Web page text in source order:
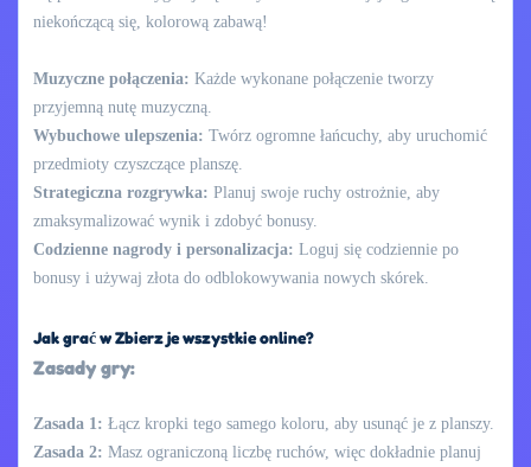
niekończącą się, kolorową zabawą!
Muzyczne połączenia: Każde wykonane połączenie tworzy
przyjemną nutę muzyczną.
Wybuchowe ulepszenia: Twórz ogromne łańcuchy, aby uruchomić
przedmioty czyszczące planszę.
Strategiczna rozgrywka: Planuj swoje ruchy ostrożnie, aby
zmaksymalizować wynik i zdobyć bonusy.
Codzienne nagrody i personalizacja: Loguj się codziennie po
bonusy i używaj złota do odblokowywania nowych skórek.
Jak grać w Zbierz je wszystkie online?
Zasady gry:
Zasada 1: Łącz kropki tego samego koloru, aby usunąć je z planszy.
Zasada 2: Masz ograniczoną liczbę ruchów, więc dokładnie planuj